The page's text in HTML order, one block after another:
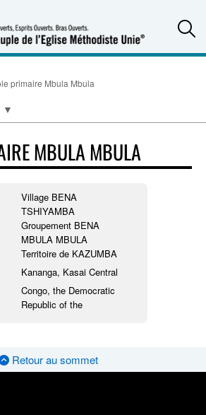
primaire Mbula Mbula
▼
MBULA MBULA
Village BENA
TSHIYAMBA
Groupement BENA
MBULA MBULA
Territoire de KAZUMBA
Kananga, Kasai Central
Congo, the Democratic
Republic of the
Retour au sommet